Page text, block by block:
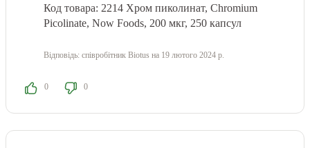
Код товара: 2214 Хром пиколинат, Chromium
Picolinate, Now Foods, 200 мкг, 250 капсул
Відповідь: співробітник Biotus на 19 лютого 2024 р.
0 0